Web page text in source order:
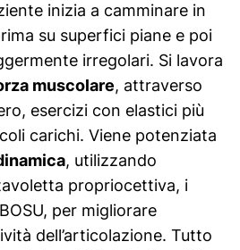
inizia a camminare in
su superfici piane e poi
irregolari. Si lavora
muscolare, attraverso
esercizi con elastici più
carichi. Viene potenziata
, utilizzando
propriocettiva, i
per migliorare
dell’articolazione. Tutto